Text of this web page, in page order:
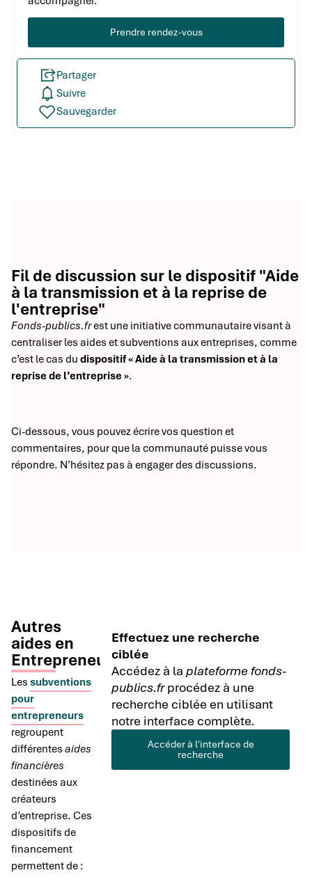
Prendre rendez-vous
Partager
Suivre
Sauvegarder
Fil de discussion sur le dispositif "Aide
à la transmission et à la reprise de
l'entreprise"
Fonds-publics.frest une initiative communautaire visant à
centraliser les aides et subventions aux entreprises, comme
c’est le cas du dispositif « Aide à la transmission et à la
reprise de l’entreprise ».
Ci-dessous, vous pouvez écrire vos question et
commentaires, pour que la communauté puisse vous
répondre. N’hésitez pas à engager des discussions.
Autres
aides en
Entrepreneuriat
Les subventions
pour
entrepreneurs
regroupent
différentes aides
financières
destinées aux
créateurs
d’entreprise. Ces
dispositifs de
financement
permettent de :
Effectuez une recherche
ciblée
Accédez à laplateforme fonds-
publics.frprocédez à une
recherche ciblée en utilisant
notre interface complète.
Accéder à l'interface de
recherche